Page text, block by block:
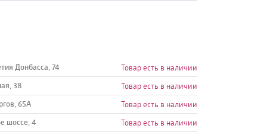
Донбасса, 74 Товар есть в наличии
38 Товар есть в наличии
65А Товар есть в наличии
шоссе, 4 Товар есть в наличии